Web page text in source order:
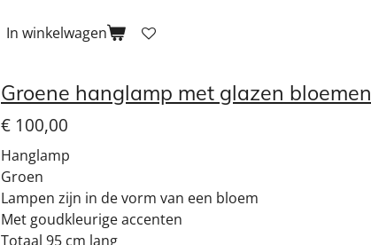
In winkelwagen
Groene hanglamp met glazen bloemen
€ 100,00
Hanglamp
Groen
Lampen zijn in de vorm van een bloem
Met goudkleurige accenten
Totaal 95 cm lang